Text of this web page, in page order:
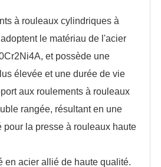
à rouleaux cylindriques à
le matériau de l'acier
et possède une
élevée et une durée de vie
aux roulements à rouleaux
rangée, résultant en une
pour la presse à rouleaux haute
en acier allié de haute qualité.